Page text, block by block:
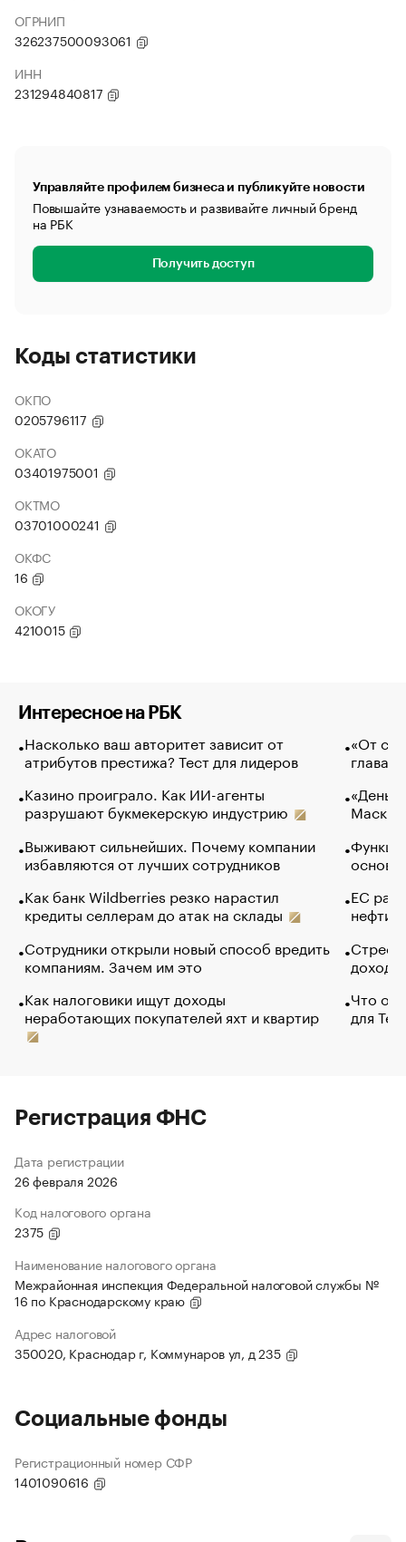
ОГРНИП
326237500093061
ИНН
231294840817
Управляйте профилем бизнеса и публикуйте новости
Повышайте узнаваемость и развивайте личный бренд
на РБК
Получить доступ
Коды статистики
ОКПО
0205796117
ОКАТО
03401975001
ОКТМО
03701000241
ОКФС
16
ОКОГУ
4210015
Интересное на РБК
Насколько ваш авторитет зависит от
атрибутов престижа? Тест для лидеров
Казино проиграло. Как ИИ-агенты
разрушают букмекерскую индустрию
Выживают сильнейших. Почему компании
избавляются от лучших сотрудников
Как банк Wildberries резко нарастил
кредиты селлерам до атак на склады
Сотрудники открыли новый способ вредить
компаниям. Зачем им это
Как налоговики ищут доходы
неработающих покупателей яхт и квартир
«От
глава
Маск в
основ
ЕС
нефти
Что
для
Регистрация ФНС
Дата регистрации
26 февраля 2026
Код налогового органа
2375
Наименование налогового органа
Межрайонная инспекция Федеральной налоговой службы №
16 по Краснодарскому краю
Адрес налоговой
350020, Краснодар г, Коммунаров ул, д 235
Социальные фонды
Регистрационный номер СФР
1401090616